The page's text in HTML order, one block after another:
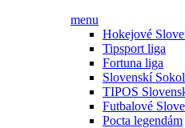
menu
Hokejové
Tipsport liga
Fortuna liga
Slovenskí
TIPOS
Futbalové
Pocta legendám